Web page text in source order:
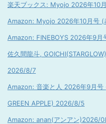
楽天ブックス: Myojo 2026年10
Amazon: Myojo 2026年10月号
Amazon: FINEBOYS 2026年9
佐久間龍斗,
2026/8/7
Amazon: 音楽と人 2026年9月号
GREEN APPLE) 2026/8/5
Amazon: anan(アンアン)2026/